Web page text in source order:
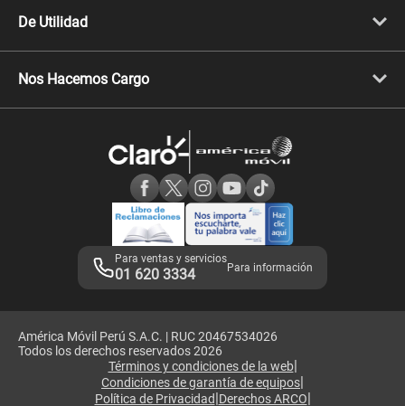
Celulares iPhone
Celulares Samsung
Celulares Motorola
De Utilidad
Llamada por llamada
Comprobantes electrónicos
Consulta de IMEI
Nos Hacemos Cargo
Consulta de reclamos
Adquirientes iPhone 6, 6S y SE
Mensaje de Seguridad
Términos y Condiciones de Tienda Claro
Libro de Reclamaciones
Legales de marketplace
Para ventas y servicios
01 620 3334 Para información
América Móvil Perú S.A.C. | RUC 20467534026
Todos los derechos reservados 2026
Términos y condiciones de la web|
Condiciones de garantía de equipos
Política de Privacidad Derechos ARCO